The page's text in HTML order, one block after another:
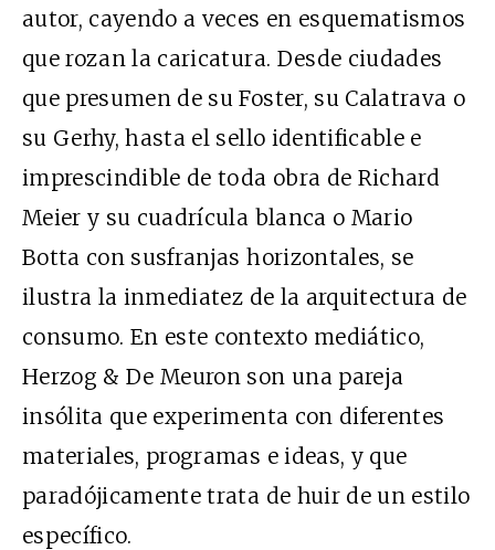
autor, cayendo a veces en esquematismos
que rozan la caricatura. Desde ciudades
que presumen de su Foster, su Calatrava o
su Gerhy, hasta el sello identificable e
imprescindible de toda obra de Richard
Meier y su cuadrícula blanca o Mario
Botta con susfranjas horizontales, se
ilustra la inmediatez de la arquitectura de
consumo. En este contexto mediático,
Herzog & De Meuron son una pareja
insólita que experimenta con diferentes
materiales, programas e ideas, y que
paradójicamente trata de huir de un estilo
específico.